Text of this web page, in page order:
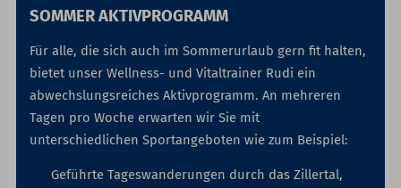
SOMMER AKTIVPROGRAMM
Für alle, die sich auch im Sommerurlaub gern fit halten,
bietet unser Wellness- und Vitaltrainer Rudi ein
abwechslungsreiches Aktivprogramm. An mehreren
Tagen pro Woche erwarten wir Sie mit
unterschiedlichen Sportangeboten wie zum Beispiel:
Geführte Tageswanderungen durch das Zillertal,